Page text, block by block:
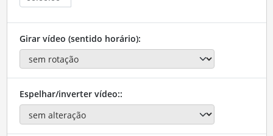
Girar vídeo (sentido horário):
Espelhar/inverter vídeo::